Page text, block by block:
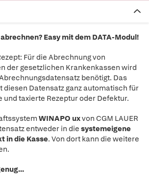
Easy mit dem DATA-Modul!
Für die Abrechnung von
der gesetzlichen Krankenkassen wird
benötigt. Das
diesen Datensatz ganz automatisch für
taxierte Rezeptur oder Defektur.
WINAPO uxvon CGM LAUER
entweder in die systemeigene
in die Kasse. Von dort kann die weitere